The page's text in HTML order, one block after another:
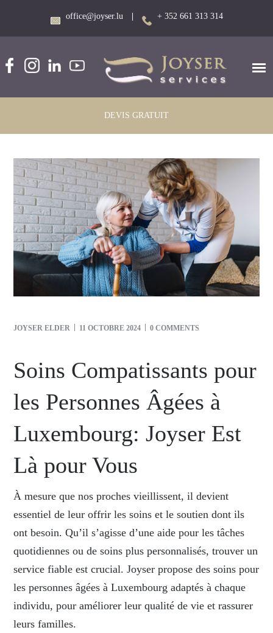
office@joyser.lu | + 352 661 313 314
DEVIS GRATUIT
JOYSER ELDER 11 OCTOBRE 2024 0 COMMENTS
Soins Compatissants pour
les Personnes Âgées à
Luxembourg: Joyser Est
Là pour Vous
À mesure que nos proches vieillissent, il devient
essentiel de leur offrir les soins et le soutien dont ils
ont besoin. Qu’il s’agisse d’une aide pour les tâches
quotidiennes ou de soins plus personnalisés, trouver un
service fiable est crucial. Joyser propose des soins pour
les personnes âgées à Luxembourg adaptés à chaque
individu, pour améliorer leur qualité de vie et rassurer
leurs familles.